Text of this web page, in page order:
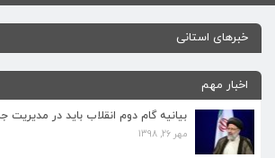
خبرهای استانی
اخبار مهم
بیانیه گام دوم انقلاب باید در
مهر 26, 1398